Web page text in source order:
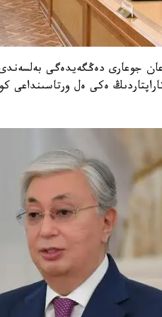
جوعارى دەڭگەيدەگى
ەكى ەل ورتاسىنداعى